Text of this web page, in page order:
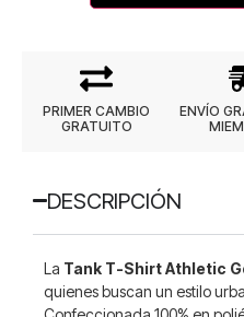
DESCRIPCIÓN
La Tank T-Shirt Athletic
quienes buscan un estilo
PRIMER CAMBIO
GRATUITO
ENVÍO